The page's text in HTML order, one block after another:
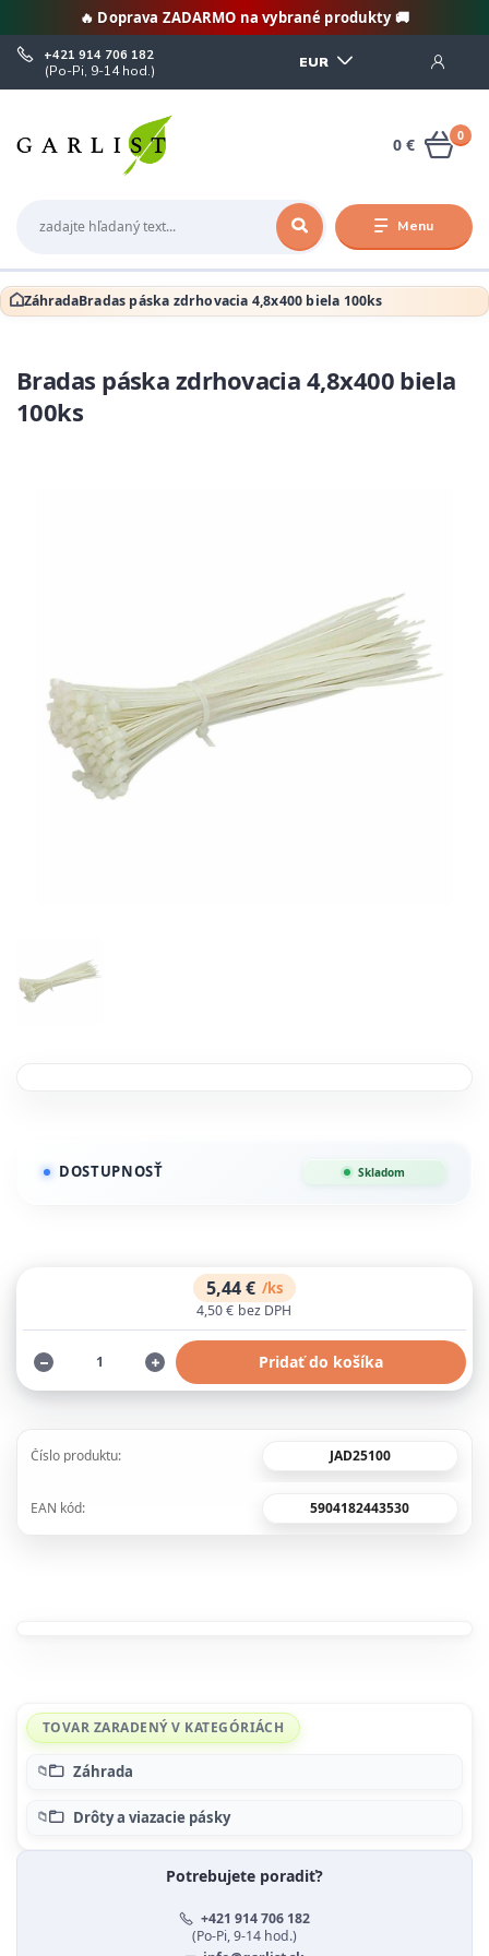
🔥 Doprava ZADARMO na vybrané produkty 🚚
Menu
EUR
+421 914 706 182
(Po-Pi, 9-14 hod.)
0
0 €
ZáhradaBradas páska zdrhovacia 4,8x400 biela 100ks
Bradas páska zdrhovacia 4,8x400 biela
100ks
DOSTUPNOSŤ Skladom
5,44 € /ks
4,50 € bez DPH
Pridať do košíka
Číslo produktu: JAD25100
EAN kód: 5904182443530
TOVAR ZARADENÝ V KATEGÓRIÁCH
Záhrada
Drôty a viazacie pásky
Potrebujete poradiť?
+421 914 706 182
(Po-Pi, 9-14 hod.)